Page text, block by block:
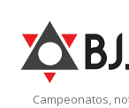
Campeonatos,